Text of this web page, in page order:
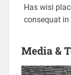
Has wisi
consequat
Media &